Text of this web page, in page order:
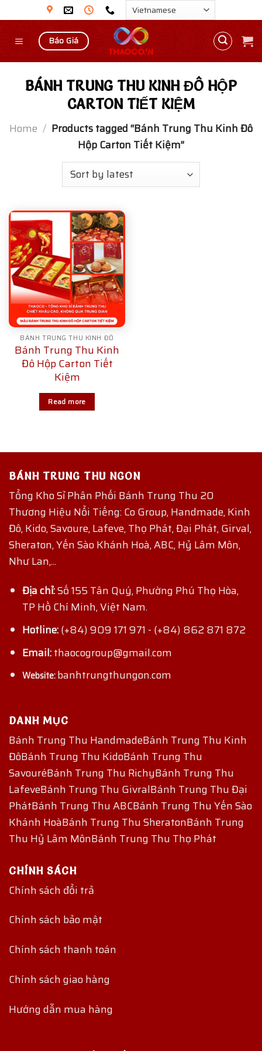
to
content
Báo Giá
BÁNH TRUNG THU KINH ĐÔ HỘP
CARTON TIẾT KIỆM
Home / Products tagged “Bánh Trung Thu Kinh Đô
Hộp Carton Tiết Kiệm”
BÁNH TRUNG THU KINH ĐÔ
Bánh Trung Thu Kinh
Đô Hộp Carton Tiết
Kiệm
Read more
BÁNH TRUNG THU NGON
Tổng Kho Sỉ Phân Phối Bánh Trung Thu 20
Thương Hiệu Nổi Tiếng: Co Group, Handmade, Kinh
Đô, Kido, Savoure, Lafeve, Thọ Phát, Đại Phát, Girval,
Sheraton, Yến Sào Khánh Hoà, ABC, Hỷ Lâm Môn,
Như Lan,...
Địa chỉ:Số 155 Tân Quý, Phường Phú Thọ Hòa,
TP Hồ Chí Minh, Việt Nam.
Hotline:(+84) 909 171 971 - (+84) 862 871 872
Email:thaocogroup@gmail.com
Website:banhtrungthungon.com
DANH MỤC
Bánh Trung Thu HandmadeBánh Trung Thu Kinh
ĐôBánh Trung Thu KidoBánh Trung Thu
SavouréBánh Trung Thu RichyBánh Trung Thu
LafeveBánh Trung Thu GivralBánh Trung Thu Đại
PhátBánh Trung Thu ABCBánh Trung Thu Yến Sào
Khánh HoàBánh Trung Thu SheratonBánh Trung
Thu Hỷ Lâm MônBánh Trung Thu Thọ Phát
CHÍNH SÁCH
Chính sách đổi trả
Chính sách bảo mật
Chính sách thanh toán
Chính sách giao hàng
Hướng dẫn mua hàng